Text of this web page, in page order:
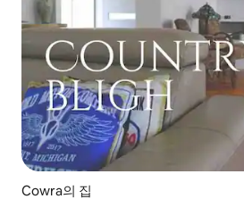
Cowra의 집